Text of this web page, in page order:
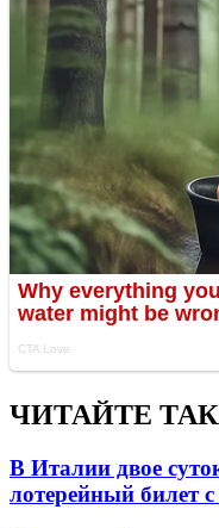
ЧИТАЙТЕ
В Италии двое
лотерейный билет